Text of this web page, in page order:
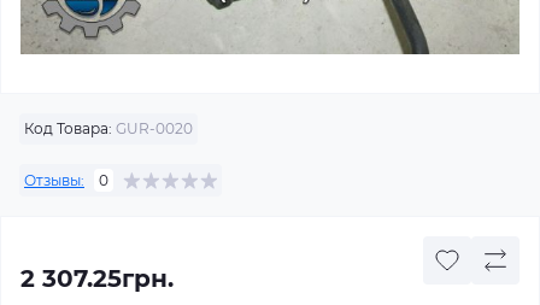
Код Товара: GUR-0020
Отзывы: 0
2 307.25грн.